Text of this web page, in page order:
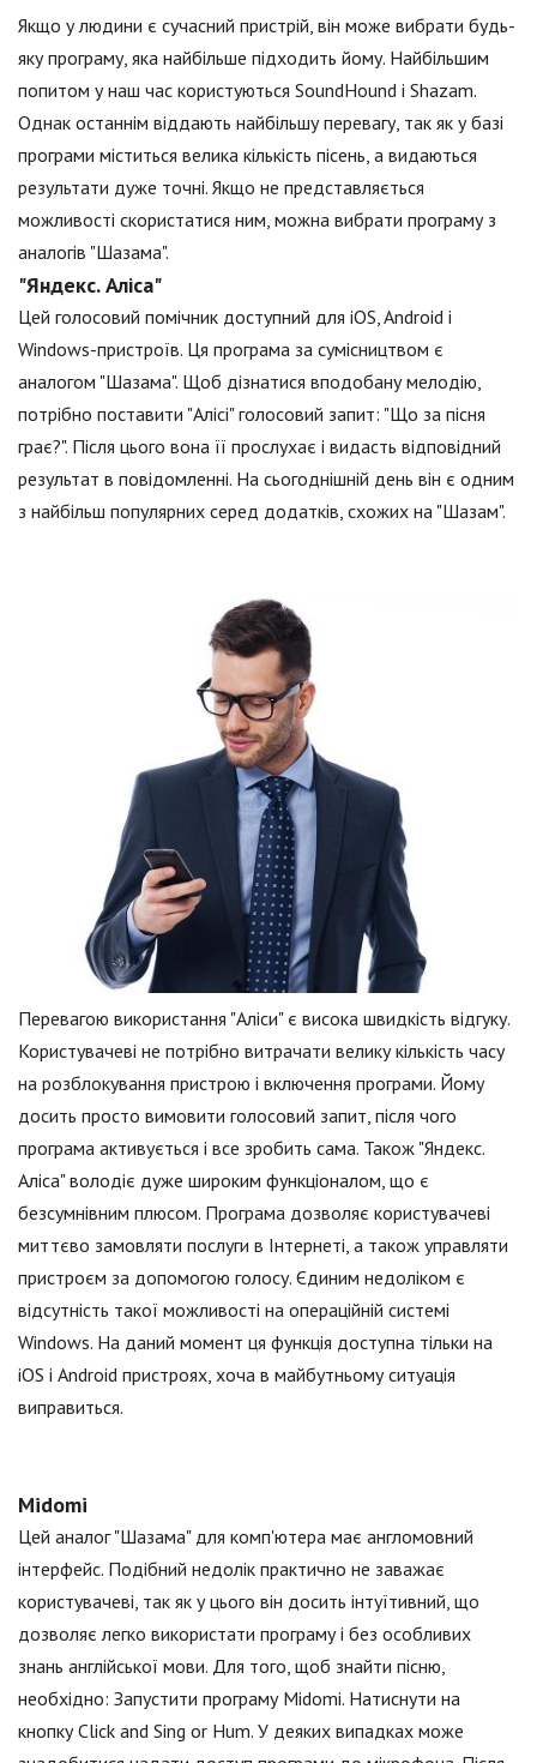
Якщо у людини є сучасний пристрій, він може вибрати будь-
яку програму, яка найбільше підходить йому. Найбільшим
попитом у наш час користуються SoundHound і Shazam.
Однак останнім віддають найбільшу перевагу, так як у базі
програми міститься велика кількість пісень, а видаються
результати дуже точні. Якщо не представляється
можливості скористатися ним, можна вибрати програму з
аналогів "Шазама".
"Яндекс. Аліса"
Цей голосовий помічник доступний для iOS, Android і
Windows-пристроїв. Ця програма за сумісництвом є
аналогом "Шазама". Щоб дізнатися вподобану мелодію,
потрібно поставити "Алісі" голосовий запит: "Що за пісня
грає?". Після цього вона її прослухає і видасть відповідний
результат в повідомленні. На сьогоднішній день він є одним
з найбільш популярних серед додатків, схожих на "Шазам".
Перевагою використання "Аліси" є висока швидкість відгуку.
Користувачеві не потрібно витрачати велику кількість часу
на розблокування пристрою і включення програми. Йому
досить просто вимовити голосовий запит, після чого
програма активується і все зробить сама. Також "Яндекс.
Аліса" володіє дуже широким функціоналом, що є
безсумнівним плюсом. Програма дозволяє користувачеві
миттєво замовляти послуги в Інтернеті, а також управляти
пристроєм за допомогою голосу. Єдиним недоліком є
відсутність такої можливості на операційній системі
Windows. На даний момент ця функція доступна тільки на
iOS і Android пристроях, хоча в майбутньому ситуація
виправиться.
Midomi
Цей аналог "Шазама" для комп'ютера має англомовний
інтерфейс. Подібний недолік практично не заважає
користувачеві, так як у цього він досить інтуїтивний, що
дозволяє легко використати програму і без особливих
знань англійської мови. Для того, щоб знайти пісню,
необхідно: Запустити програму Midomi. Натиснути на
кнопку Click and Sing or Hum. У деяких випадках може